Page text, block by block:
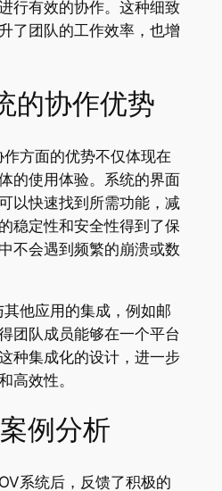
行有效的协作。这种细致
了团队的工作效率，也增
的协作优势
方面的优势不仅体现在
的使用体验。系统的界面
以快速找到所需功能，减
稳定性和安全性得到了保
不会遇到频繁的崩溃或数
他应用的集成，例如邮
团队成员能够在一个平台
种集成化的设计，进一步
高效性。
例分析
系统后，反馈了积极的